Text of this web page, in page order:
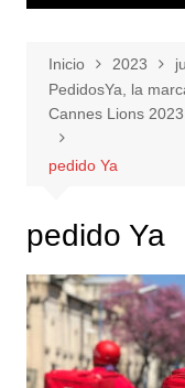
Inicio 2023
PedidosYa, la
Cannes Lions 2023
pedido Ya
pedido Ya